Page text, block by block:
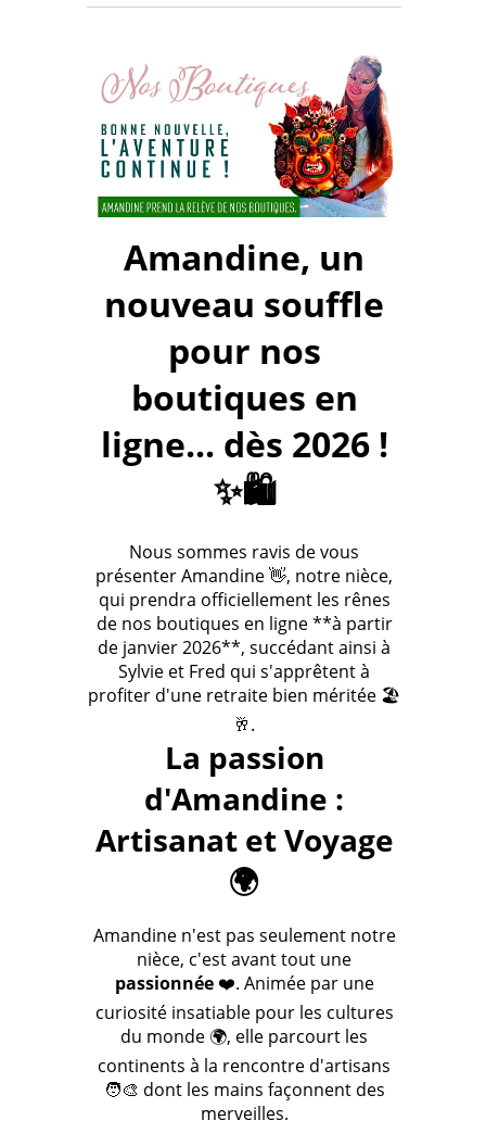
Amandine, un
nouveau souffle
pour nos
boutiques en
ligne... dès 2026 !
✨🛍️
Nous sommes ravis de vous
présenter Amandine 👋, notre nièce,
qui prendra officiellement les rênes
de nos boutiques en ligne **à partir
de janvier 2026**, succédant ainsi à
Sylvie et Fred qui s'apprêtent à
profiter d'une retraite bien méritée 🏖️
🥂.
La passion
d'Amandine :
Artisanat et Voyage
🌍
Amandine n'est pas seulement notre
nièce, c'est avant tout une
passionnée❤️. Animée par une
curiosité insatiable pour les cultures
du monde 🌍, elle parcourt les
continents à la rencontre d'artisans
🧑‍🎨 dont les mains façonnent des
merveilles.